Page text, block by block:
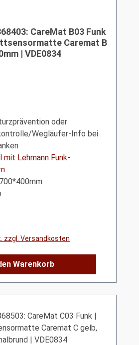
CareMat B03 Funk
Caremat B
| VDE0834
oder
Wegläufer-Info bei
mit Lehmann Funk-
zzgl. Versandkosten
Warenkorb